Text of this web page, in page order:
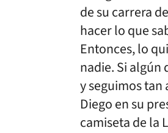
de su carrera
hacer lo que
Entonces, lo
nadie. Si algún
y seguimos tan
Diego en su
camiseta de la